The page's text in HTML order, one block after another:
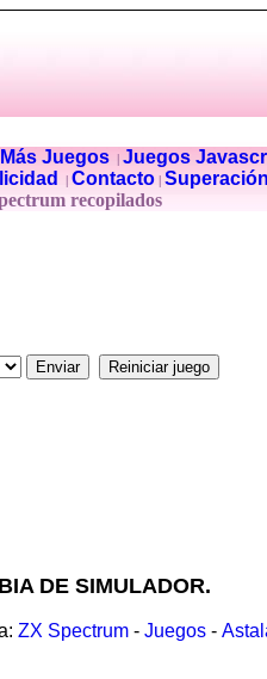
Más Juegos| Juegos
Contacto
recopilados
DE SIMULADOR.
ZX Spectrum - Juegos -